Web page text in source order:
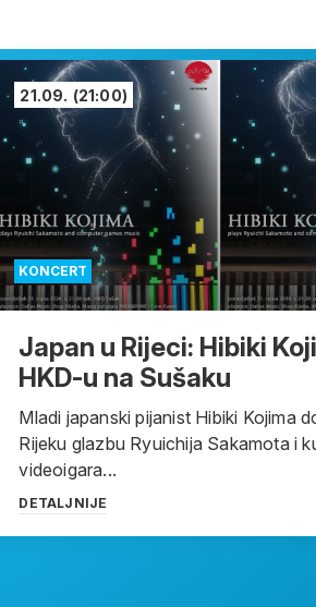
KONCERT
21.09. (21:00)
Japan u Rijeci: Hibiki
HKD-u na Sušaku
Mladi japanski pijanist Hibiki Kojima
Rijeku glazbu Ryuichija Sakamota i
videoigara...
DETALJNIJE